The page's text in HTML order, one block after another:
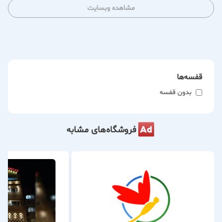
استخر هم درجه دو هست و مابقی استخرهای گرگان همه درجه سه
برای ابدرمانی افراد مسن هم بهترین استخر هست
درجه سه 200 تومن و استخرهای درجه دو 250 تومان و استخرهای
6- نرخ آموزشی شنا خصوصی 4 نفره شهریه هر نفر 4 میلیون تومان
مشاهده وبسایت
قفسه‌ها
بدون قفسه
فروشگاه‌های مشابه